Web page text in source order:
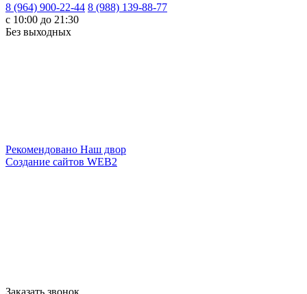
8 (964) 900-22-44 8 (988) 139-88-77
c 10:00 до 21:30
Без выходных
Рекомендовано Наш двор
Создание сайтов WEB2
Заказать звонок